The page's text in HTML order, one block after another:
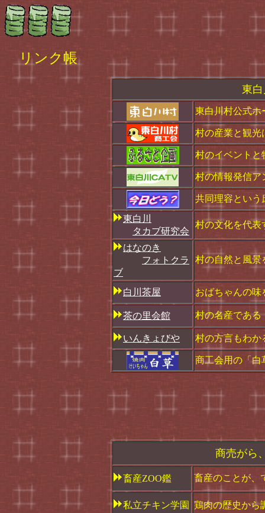
リンク帳
東
東白川村公式ホ
村の産業と観光
村のイベントと
村の情報発信ア
共同理容という
東白川
タカブ研究会
村の文化を代表
はなのき
フォトクラ
ブ
村の自然と風景
白川茶屋 おばちゃんの味
茶の里会館 村の名産である
いんきょびや 村の方言もわか
商工会用の「白
商売がら
畜産ZOO鑑 畜産のことが、
私立チキン学園 鶏肉の歴史から